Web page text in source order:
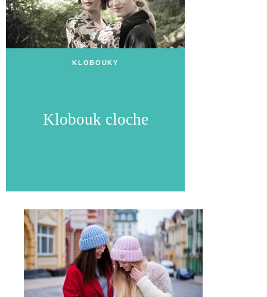
KLOBOUKY
Klobouk cloche